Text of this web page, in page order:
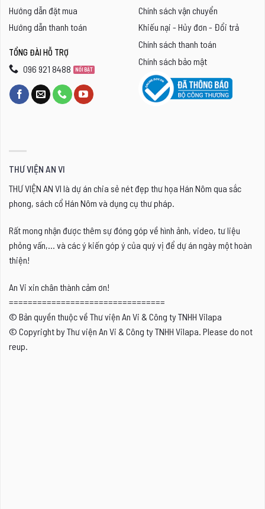
Hướng dẫn đặt mua
Hướng dẫn thanh toán
TỔNG ĐÀI HỖ TRỢ
096 921 8488
Chính sách vận chuyển
Khiếu nại - Hủy đơn - Đổi trả
Chính sách thanh toán
Chính sách bảo mật
THƯ VIỆN AN VI
THƯ VIỆN AN VI là dự án chia sẻ nét đẹp thư họa Hán Nôm qua sắc
phong, sách cổ Hán Nôm và dụng cụ thư pháp.
Rất mong nhận được thêm sự đóng góp về hình ảnh, video, tư liệu
phỏng vấn,... và các ý kiến góp ý của quý vị để dự án ngày một hoàn
thiện!
An Vi xin chân thành cảm ơn!
=================================
© Bản quyền thuộc về Thư viện An Vi & Công ty TNHH Vilapa
© Copyright by Thư viện An Vi & Công ty TNHH Vilapa. Please do not
reup.